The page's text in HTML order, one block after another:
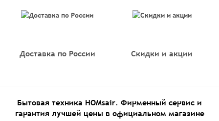
Доставка по России Скидки и акции
Бытовая техника HOMsair. Фирменный сервис и
гарантия лучшей цены в официальном магазине